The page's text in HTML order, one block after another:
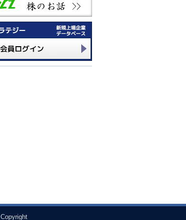
Copyright